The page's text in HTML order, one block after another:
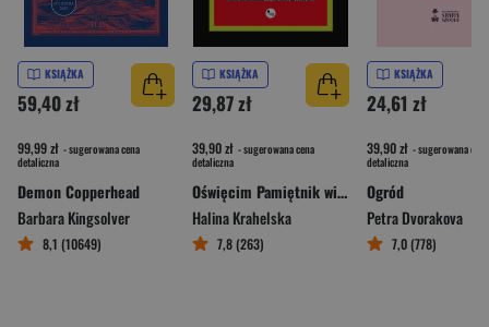
KSIĄŻKA
59,40 zł
99,99 zł - sugerowana cena
detaliczna
Demon Copperhead
Barbara Kingsolver
8,1 (10649)
KSIĄŻKA
29,87 zł
39,90 zł - sugerowana cena
detaliczna
Oświęcim Pamiętnik więźnia
Halina Krahelska
7,8 (263)
KSIĄŻKA
24,61 zł
39,90 zł - sugerowana cena
detaliczna
Ogród
Petra Dvorakova
7,0 (778)